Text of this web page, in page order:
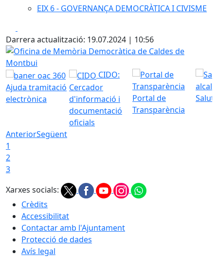
EIX 6 - GOVERNANÇA DEMOCRÀTICA I CIVISME
Darrera actualització: 19.07.2024 | 10:56
Oficina de Memòria Democràtica de Caldes de Montbui
Ajuda tramitació
electrònica
CIDO:
Cercador
d'informació i
documentació
oficials
Portal de
Transparència
AnteriorSegüent
1
2
3
Xarxes socials:
Crèdits
Accessibilitat
Contactar amb l'Ajuntament
Protecció de dades
Avís legal